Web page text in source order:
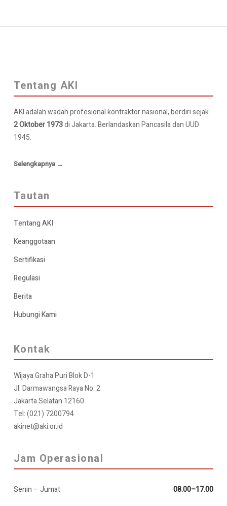
Tentang AKI
AKI adalah wadah profesional kontraktor nasional, berdiri sejak
2 Oktober 1973di Jakarta. Berlandaskan Pancasila dan UUD
1945.
Selengkapnya →
Tautan
Tentang AKI
Keanggotaan
Sertifikasi
Regulasi
Berita
Hubungi Kami
Kontak
Wijaya Graha Puri Blok D-1
Jl. Darmawangsa Raya No. 2
Jakarta Selatan 12160
Tel:(021) 7200794
akinet@aki.or.id
Jam Operasional
Senin – Jumat 08.00–17.00